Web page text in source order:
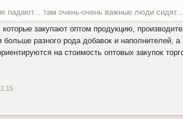
падают... там очень-очень важные люди
закупают оптом продукцию,
больше разного рода добавок и
на стоимость оптовых закупок